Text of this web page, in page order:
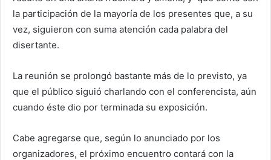
la participación de la mayoría de los presentes que, a su
vez, siguieron con suma atención cada palabra del
disertante.
La reunión se prolongó bastante más de lo previsto, ya
que el público siguió charlando con el conferencista, aún
cuando éste dio por terminada su exposición.
Cabe agregarse que, según lo anunciado por los
organizadores, el próximo encuentro contará con la